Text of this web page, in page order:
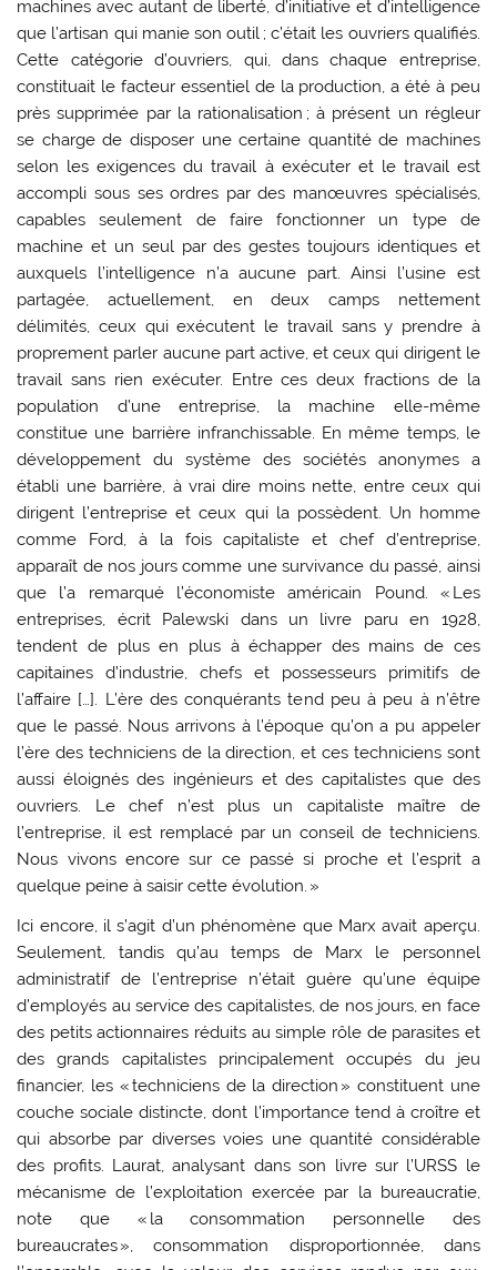
machines avec autant de liberté, d’initiative et d’intelligence
que l’artisan qui manie son outil ; c’était les ouvriers qualifiés.
Cette catégorie d’ouvriers, qui, dans chaque entreprise,
constituait le facteur essentiel de la production, a été à peu
près supprimée par la rationalisation ; à présent un régleur
se charge de disposer une certaine quantité de machines
selon les exigences du travail à exécuter et le travail est
accompli sous ses ordres par des manœuvres spécialisés,
capables seulement de faire fonctionner un type de
machine et un seul par des gestes toujours identiques et
auxquels l’intelligence n’a aucune part. Ainsi l’usine est
partagée, actuellement, en deux camps nettement
délimités, ceux qui exécutent le travail sans y prendre à
proprement parler aucune part active, et ceux qui dirigent le
travail sans rien exécuter. Entre ces deux fractions de la
population d’une entreprise, la machine elle-même
constitue une barrière infranchissable. En même temps, le
développement du système des sociétés anonymes a
établi une barrière, à vrai dire moins nette, entre ceux qui
dirigent l’entreprise et ceux qui la possèdent. Un homme
comme Ford, à la fois capitaliste et chef d’entreprise,
apparaît de nos jours comme une survivance du passé, ainsi
que l’a remarqué l’économiste américain Pound. « Les
entreprises, écrit Palewski dans un livre paru en 1928,
tendent de plus en plus à échapper des mains de ces
capitaines d’industrie, chefs et possesseurs primitifs de
l’affaire […]. L’ère des conquérants tend peu à peu à n’être
que le passé. Nous arrivons à l’époque qu’on a pu appeler
l’ère des techniciens de la direction, et ces techniciens sont
aussi éloignés des ingénieurs et des capitalistes que des
ouvriers. Le chef n’est plus un capitaliste maître de
l’entreprise, il est remplacé par un conseil de techniciens.
Nous vivons encore sur ce passé si proche et l’esprit a
quelque peine à saisir cette évolution. »
Ici encore, il s’agit d’un phénomène que Marx avait aperçu.
Seulement, tandis qu’au temps de Marx le personnel
administratif de l’entreprise n’était guère qu’une équipe
d’employés au service des capitalistes, de nos jours, en face
des petits actionnaires réduits au simple rôle de parasites et
des grands capitalistes principalement occupés du jeu
financier, les « techniciens de la direction » constituent une
couche sociale distincte, dont l’importance tend à croître et
qui absorbe par diverses voies une quantité considérable
des profits. Laurat, analysant dans son livre sur l’URSS le
mécanisme de l’exploitation exercée par la bureaucratie,
note que « la consommation personnelle des
bureaucrates », consommation disproportionnée, dans